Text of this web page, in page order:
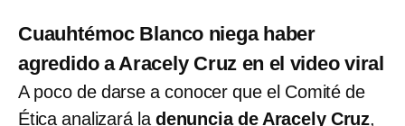
Cuauhtémoc Blanco niega haber
agredido a Aracely Cruz en el video viral
A poco de darse a conocer que el Comité de
Ética analizará ladenuncia de Aracely Cruz,